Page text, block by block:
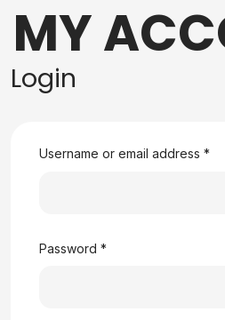
MY
Login
Username or email address *
Password *